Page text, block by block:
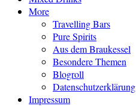
More
Travelling Bars
Pure Spirits
Aus dem Braukessel
Besondere Themen
Blogroll
Datenschutzerklärung
Impressum